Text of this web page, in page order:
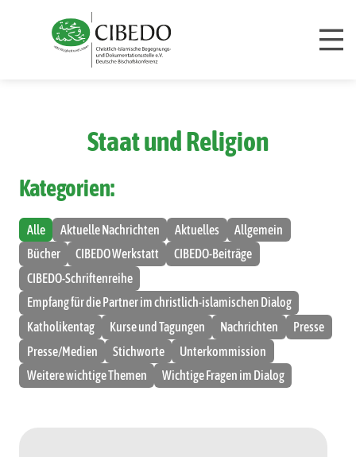
Staat und Religion
Kategorien:
Alle Aktuelle Nachrichten Aktuelles
Allgemein
Bücher
CIBEDO Werkstatt
CIBEDO-Beiträge
CIBEDO-Schriftenreihe
Empfang für die Partner im christlich-islamischen Dialog
Katholikentag
Kurse und Tagungen Nachrichten
Presse
Presse/Medien
Stichworte
Unterkommission
Weitere wichtige Themen
Wichtige Fragen im Dialog